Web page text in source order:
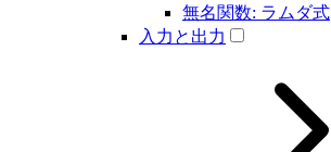
無名関数: ラムダ式
入力と出力